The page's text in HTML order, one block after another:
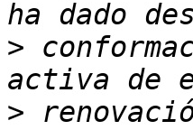
>
>